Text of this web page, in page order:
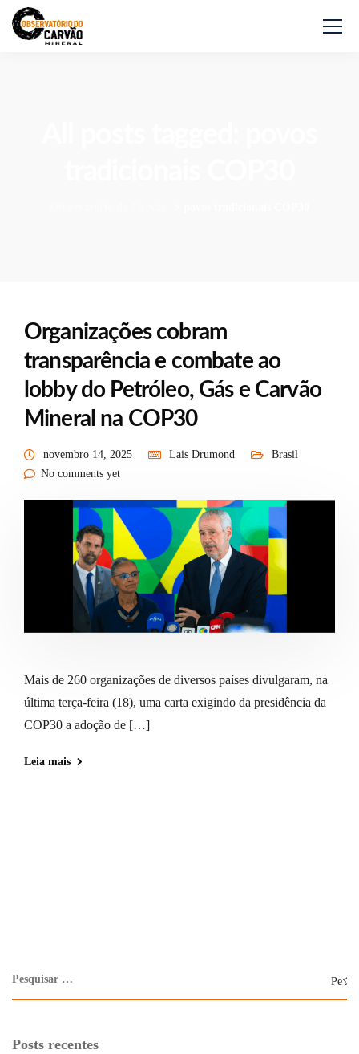
Organizações cobram
transparência e combate ao
lobby do Petróleo, Gás e Carvão
Mineral na COP30
novembro 14, 2025 Lais Drumond
Brasil
No comments yet
Mais de 260 organizações de diversos países divulgaram, na
última terça-feira (18), uma carta exigindo da presidência da
COP30 a adoção de […]
Leia mais
Posts recentes